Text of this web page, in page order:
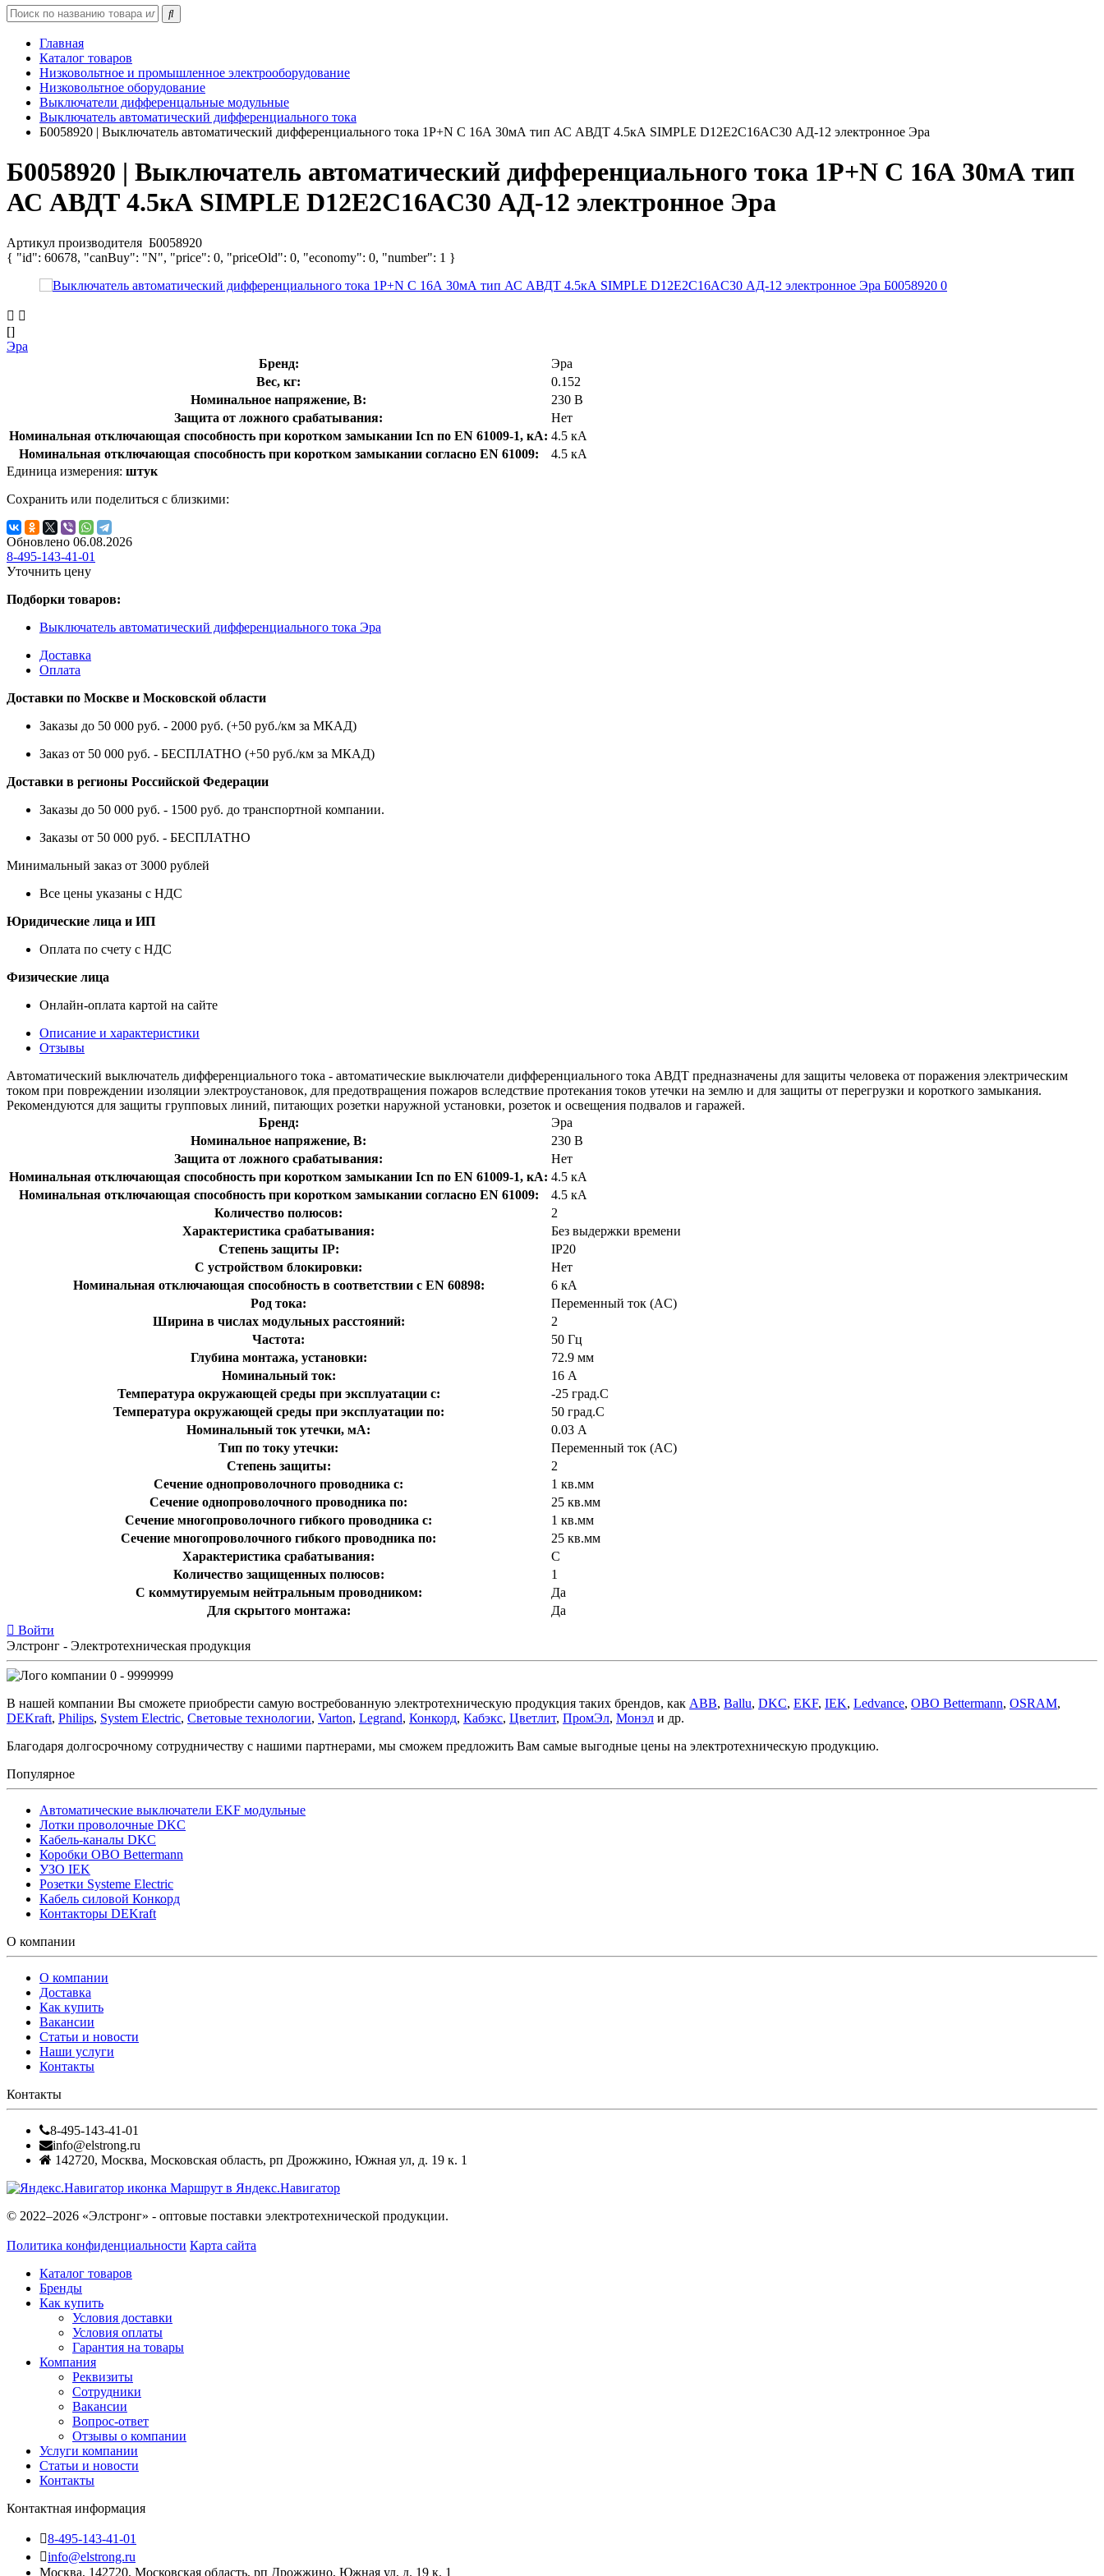
Главная
Каталог товаров
Низковольтное и промышленное электрооборудование
Низковольтное оборудование
Выключатели дифференцальные модульные
Выключатель автоматический дифференциального тока
Б0058920 | Выключатель автоматический дифференциального тока 1P+N C 16А 30мА тип АС АВДТ 4.5кА SIMPLE D12E2C16AC30 АД-12 электронное Эра
Б0058920 | Выключатель автоматический дифференциального тока 1P+N C 16А 30мА тип
АС АВДТ 4.5кА SIMPLE D12E2C16AC30 АД-12 электронное Эра
Артикул производителя Б0058920
{ "id": 60678, "canBuy": "N", "price": 0, "priceOld": 0, "economy": 0, "number": 1 }
[]
Эра
Бренд:
Эра
Вес, кг:
0.152
Номинальное напряжение, В:
230 В
Защита от ложного срабатывания:
Нет
Номинальная отключающая способность при коротком замыкании Icn по EN 61009-1, кА: 4.5 кА
Номинальная отключающая способность при коротком замыкании согласно EN 61009:
4.5 кА
Единица измерения: штук
Сохранить или поделиться с близкими:
Обновлено 06.08.2026
8-495-143-41-01
Уточнить цену
Подборки товаров:
Выключатель автоматический дифференциального тока Эра
Доставка
Оплата
Доставки по Москве и Московской области
Заказы до 50 000 руб. - 2000 руб. (+50 руб./км за МКАД)
Заказ от 50 000 руб. - БЕСПЛАТНО (+50 руб./км за МКАД)
Доставки в регионы Российской Федерации
Заказы до 50 000 руб. - 1500 руб. до транспортной компании.
Заказы от 50 000 руб. - БЕСПЛАТНО
Минимальный заказ от 3000 рублей
Все цены указаны с НДС
Юридические лица и ИП
Оплата по счету с НДС
Физические лица
Онлайн-оплата картой на сайте
Описание и характеристики
Отзывы
Автоматический выключатель дифференциального тока - автоматические выключатели дифференциального тока АВДТ предназначены для защиты человека от поражения электрическим
током при повреждении изоляции электроустановок, для предотвращения пожаров вследствие протекания токов утечки на землю и для защиты от перегрузки и короткого замыкания.
Рекомендуются для защиты групповых линий, питающих розетки наружной установки, розеток и освещения подвалов и гаражей.
Бренд:
Эра
Номинальное напряжение, В:
230 В
Защита от ложного срабатывания:
Нет
Номинальная отключающая способность при коротком замыкании Icn по EN 61009-1, кА: 4.5 кА
Номинальная отключающая способность при коротком замыкании согласно EN 61009:
4.5 кА
Количество полюсов:
2
Характеристика срабатывания:
Без выдержки времени
Степень защиты IP:
IP20
С устройством блокировки:
Нет
Номинальная отключающая способность в соответствии с EN 60898:
6 кА
Род тока:
Переменный ток (AC)
Ширина в числах модульных расстояний:
2
Частота:
50 Гц
Глубина монтажа, установки:
72.9 мм
Номинальный ток:
16 А
Температура окружающей среды при эксплуатации с:
-25 град.C
Температура окружающей cреды при эксплуатации по:
50 град.C
Номинальный ток утечки, мА:
0.03 А
Тип по току утечки:
Переменный ток (AC)
Степень защиты:
2
Сечение однопроволочного проводника с:
1 кв.мм
Сечение однопроволочного проводника по:
25 кв.мм
Сечение многопроволочного гибкого проводника с:
1 кв.мм
Сечение многопроволочного гибкого проводника по:
25 кв.мм
Характеристика срабатывания:
C
Количество защищенных полюсов:
1
С коммутируемым нейтральным проводником:
Да
Для скрытого монтажа:
Да
Войти
Элстронг - Электротехническая продукция
0 - 9999999
В нашей компании Вы сможете приобрести самую востребованную электротехническую продукция таких брендов, как ABB, Ballu, DKC, EKF, IEK, Ledvance, OBO Bettermann, OSRAM,
DEKraft, Philips, System Electric, Световые технологии, Varton, Legrand, Конкорд, Кабэкс, Цветлит, ПромЭл, Монэл и др.
Благодаря долгосрочному сотрудничеству с нашими партнерами, мы сможем предложить Вам самые выгодные цены на электротехническую продукцию.
Популярное
Автоматические выключатели EKF модульные
Лотки проволочные DKC
Кабель-каналы DKC
Коробки OBO Bettermann
УЗО IEK
Розетки Systeme Electric
Кабель силовой Конкорд
Контакторы DEKraft
О компании
О компании
Доставка
Как купить
Вакансии
Статьи и новости
Наши услуги
Контакты
Контакты
8-495-143-41-01
info@elstrong.ru
142720, Москва, Московская область, рп Дрожжино, Южная ул, д. 19 к. 1
Маршрут в Яндекс.Навигатор
© 2022–2026 «Элстронг» - оптовые поставки электротехнической продукции.
Политика конфиденциальности Карта сайта
Каталог товаров
Бренды
Как купить
Условия доставки
Условия оплаты
Гарантия на товары
Компания
Реквизиты
Сотрудники
Вакансии
Вопрос-ответ
Отзывы о компании
Услуги компании
Статьи и новости
Контакты
Контактная информация
8-495-143-41-01
info@elstrong.ru
Москва, 142720, Московская область, рп Дрожжино, Южная ул, д. 19 к. 1